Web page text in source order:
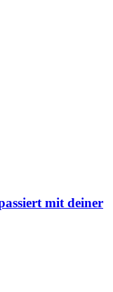
mit deiner